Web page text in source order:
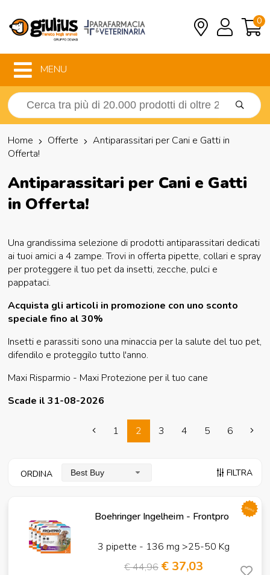
0
MENU
Home Offerte
Antiparassitari per Cani e Gatti in
Offerta!
Antiparassitari per Cani e Gatti
in Offerta!
Una grandissima selezione di prodotti antiparassitari dedicati
ai tuoi amici a 4 zampe. Trovi in offerta pipette, collari e spray
per proteggere il tuo pet da insetti, zecche, pulci e
pappataci.
Acquista gli articoli in promozione con uno sconto
speciale fino al 30%
Insetti e parassiti sono una minaccia per la salute del tuo pet,
difendilo e proteggilo tutto l'anno.
Maxi Risparmio - Maxi Protezione per il tuo cane
Scade il 31-08-2026
1 2 3 4 5 6
ORDINA Best Buy FILTRA
Boehringer Ingelheim - Frontpro
3 pipette - 136 mg >25-50 Kg
€ 44,96 € 37,03
promo